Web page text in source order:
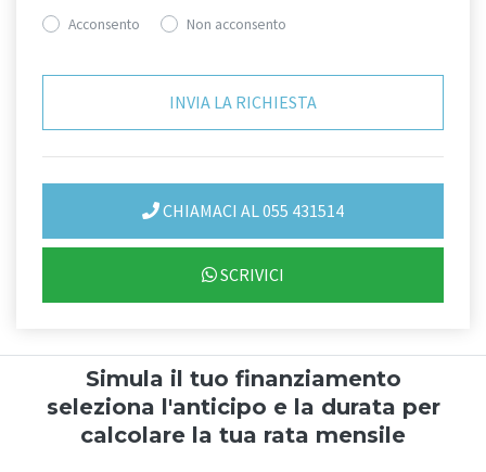
Acconsento Non acconsento
CHIAMACI AL 055 431514
SCRIVICI
Simula il tuo finanziamento
seleziona l'anticipo e la durata per
calcolare la tua rata mensile